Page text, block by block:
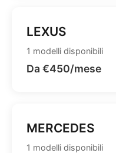
LEXUS
1 modelli disponibili
Da €450/mese
MERCEDES
1 modelli disponibili